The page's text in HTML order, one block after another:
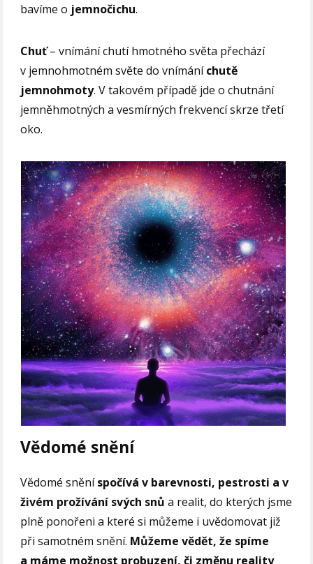
bavíme o jemnočichu.
Chuť– vnímání chutí hmotného světa přechází
v jemnohmotném světe do vnímáníchutě
jemnohmoty. V takovém případě jde o chutnání
jemněhmotných a vesmírných frekvencí skrze třetí
oko.
Vědomé snění
Vědomé sněníspočívá v barevnosti, pestrosti a v
živém prožívání svých snů a realit, do kterých jsme
plně ponořeni a které si můžeme i uvědomovat již
při samotném snění. Můžeme vědět, že spíme
a máme možnost probuzení, či změnu reality